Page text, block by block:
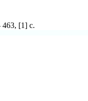
463, [1] c.